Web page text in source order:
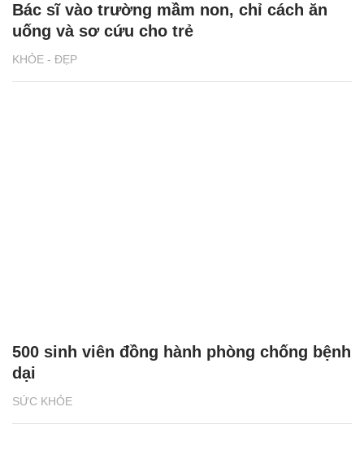
KHỎE - ĐẸP
Bác sĩ vào trường mầm non, chỉ cách ăn
uống và sơ cứu cho trẻ
SỨC KHỎE
500 sinh viên đồng hành phòng chống bệnh
dại